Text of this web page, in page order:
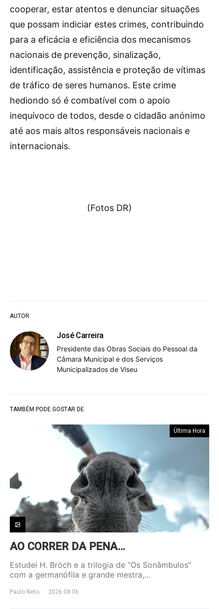
AUTOR
José Carreira
Presidente das Obras Sociais do Pessoal da
Câmara Municipal e dos Serviços
Municipalizados de Viseu
cooperar, estar atentos e denunciar situações
que possam indiciar estes crimes, contribuindo
para a eficácia e eficiência dos mecanismos
nacionais de prevenção, sinalização,
identificação, assistência e proteção de vítimas
de tráfico de seres humanos. Este crime
hediondo só é combatível com o apoio
inequívoco de todos, desde o cidadão anónimo
até aos mais altos responsáveis nacionais e
internacionais.
(Fotos DR)
TAMBÉM PODE GOSTAR DE
Última Hora
AO CORRER DA PENA…
Estudei H. Bröch e a trilogia de “Os Sonâmbulos”
com a germanófila e grande mestra,…
Paulo Neto 2026.08.06